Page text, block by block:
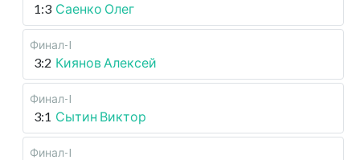
1:3 Саенко Олег
Финал-I
3:2 Киянов Алексей
Финал-I
3:1 Сытин Виктор
Финал-I